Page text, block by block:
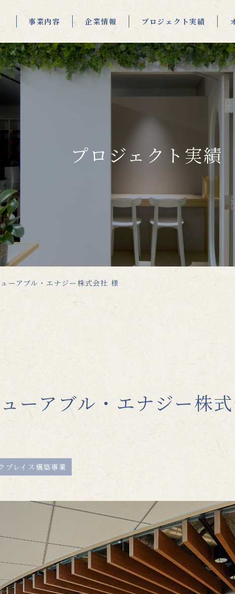
事業内容 企業情報 プロジェクト実績
プロジェクト実績
ーアブル・エナジー株式会社 様
ーアブル・エナジー株
プレイス構築事業